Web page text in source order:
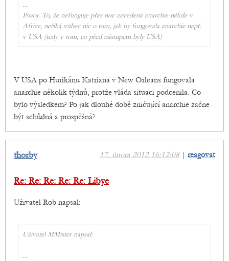
...
Pozor. To, že nefunguje přes noc zavedená anarchie někde v
Africe, neříká vůbec nic o tom, jak by fungovala anarchie např.
v USA (tedy v tom, co před nástupem byly USA)
V USA po Hurikánu Katriana v New Orleans fungovala
anarchie několik týdnů, protže vláda situaci podcenila. Co
bylo výsledkem? Po jak dlouhé době zničující anarchie začne
být schůdná a prospěšná?
17. února 2012 16:12:08| reagovat
thorby
Re: Re: Re: Re: Re: Libye
Uživatel Rob napsal:
Uživatel MMister napsal:
...